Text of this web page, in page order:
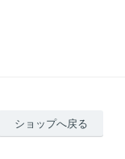
ショップへ戻る